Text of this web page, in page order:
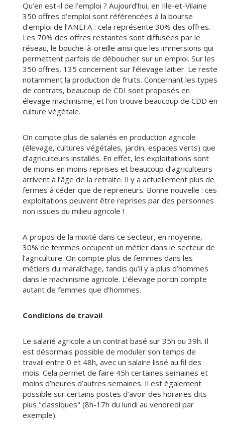
Qu’en est-il de l’emploi ? Aujourd’hui, en Ille-et-Vilaine
350 offres d’emploi sont référencées à la bourse
d’emploi de l’ANEFA : cela représente 30% des offres.
Les 70% des offres restantes sont diffusées par le
réseau, le bouche-à-oreille ainsi que les immersions qui
permettent parfois de déboucher sur un emploi. Sur les
350 offres, 135 concernent sur l’élevage laitier. Le reste
notamment la production de fruits. Concernant les types
de contrats, beaucoup de CDI sont proposés en
élevage machinisme, et l’on trouve beaucoup de CDD en
culture végétale.
On compte plus de salariés en production agricole
(élevage, cultures végétales, jardin, espaces verts) que
d’agriculteurs installés. En effet, les exploitations sont
de moins en moins reprises et beaucoup d’agriculteurs
arrivent à l’âge de la retraite. Il y a actuellement plus de
fermes à céder que de repreneurs. Bonne nouvelle : ces
exploitations peuvent être reprises par des personnes
non issues du milieu agricole !
A propos de la mixité dans ce secteur, en moyenne,
30% de femmes occupent un métier dans le secteur de
l’agriculture. On compte plus de femmes dans les
métiers du maraîchage, tandis qu’il y a plus d’hommes
dans le machinisme agricole. L’élevage porcin compte
autant de femmes que d’hommes.
Conditions de travail
Le salarié agricole a un contrat basé sur 35h ou 39h. Il
est désormais possible de moduler son temps de
travail entre 0 et 48h, avec un salaire lissé au fil des
mois. Cela permet de faire 45h certaines semaines et
moins d’heures d’autres semaines. Il est également
possible sur certains postes d’avoir des horaires dits
plus "classiques" (8h-17h du lundi au vendredi par
exemple).